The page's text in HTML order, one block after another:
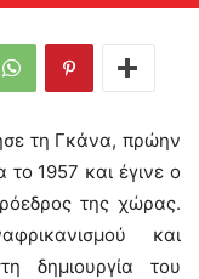
τη Γκάνα, πρώην
το 1957 και έγινε ο
της χώρας.
και
δημιουργία του